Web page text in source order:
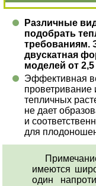
Различные
подобрать
требованиям.
двускатная
моделей от
Эффективная
проветривание
тепличных
не дает
и
для
имеются
один